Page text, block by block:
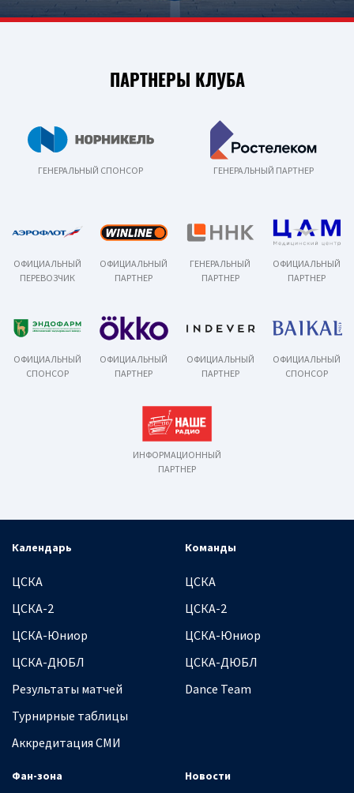
ПАРТНЕРЫ КЛУБА
ГЕНЕРАЛЬНЫЙ СПОНСОР ГЕНЕРАЛЬНЫЙ ПАРТНЕР
ОФИЦИАЛЬНЫЙ
ПЕРЕВОЗЧИК
ОФИЦИАЛЬНЫЙ
ПАРТНЕР
ГЕНЕРАЛЬНЫЙ
ПАРТНЕР
ОФИЦИАЛЬНЫЙ
ПАРТНЕР
ОФИЦИАЛЬНЫЙ
СПОНСОР
ОФИЦИАЛЬНЫЙ
ПАРТНЕР
ОФИЦИАЛЬНЫЙ
ПАРТНЕР
ОФИЦИАЛЬНЫЙ
СПОНСОР
ИНФОРМАЦИОННЫЙ
ПАРТНЕР
Календарь
ЦСКА
ЦСКА-2
ЦСКА-Юниор
ЦСКА-ДЮБЛ
Результаты матчей
Турнирные таблицы
Аккредитация СМИ
Команды
ЦСКА
ЦСКА-2
ЦСКА-Юниор
ЦСКА-ДЮБЛ
Dance Team
Фан-зона Новости